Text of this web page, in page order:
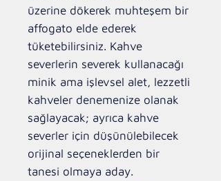
üzerine dökerek muhteşem bir
affogato elde ederek
tüketebilirsiniz. Kahve
severlerin severek kullanacağı
minik ama işlevsel alet, lezzetli
kahveler denemenize olanak
sağlayacak; ayrıca kahve
severler için düşünülebilecek
orijinal seçeneklerden bir
tanesi olmaya aday.